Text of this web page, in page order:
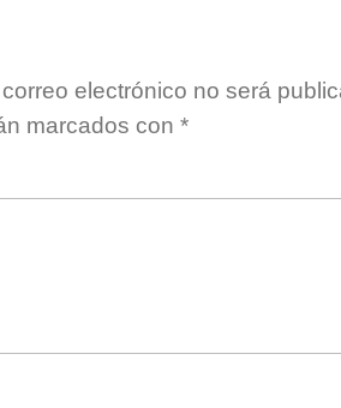
electrónico no será
marcados con *